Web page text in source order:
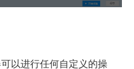
以进行任何自定义的操